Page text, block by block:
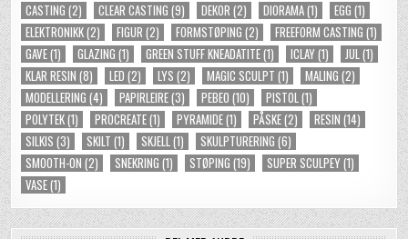
CASTING (2) CLEAR CASTING (9) DEKOR (2) DIORAMA(1) EGG (1)
ELEKTRONIKK(2) FIGUR (2) FORMSTØPING (2) FREEFORM CASTING (1)
GAVE(1) GLAZING (1) GREEN STUFF KNEADATITE(1) ICLAY(1) JUL(1)
KLAR RESIN (8) LED (2) LYS (2) MAGIC SCULPT (1) MALING (2)
MODELLERING (4) PAPIRLEIRE(3) PEBEO (10) PISTOL(1)
POLYTEK(1) PROCREATE(1) PYRAMIDE(1) PÅSKE(2) RESIN (14)
SILKIS (3) SKILT (1) SKJELL(1) SKULPTURERING (6)
SMOOTH-ON (2) SNEKRING (1) STØPING (19) SUPER SCULPEY(1)
VASE(1)